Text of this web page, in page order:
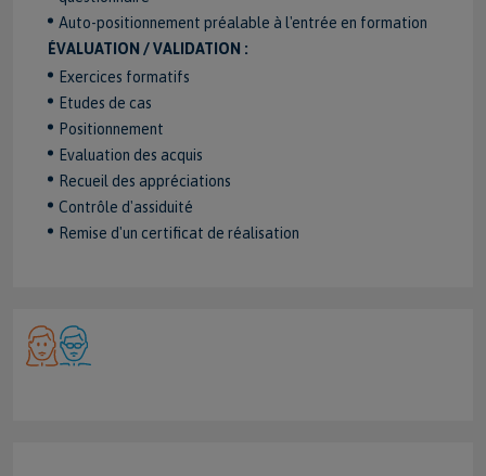
Auto-positionnement préalable à l'entrée en formation
ÉVALUATION / VALIDATION :
Exercices formatifs
Etudes de cas
Positionnement
Evaluation des acquis
Recueil des appréciations
Contrôle d'assiduité
Remise d'un certificat de réalisation